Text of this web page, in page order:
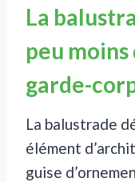
La
peu moins
garde-
La balustrade
élément
guise